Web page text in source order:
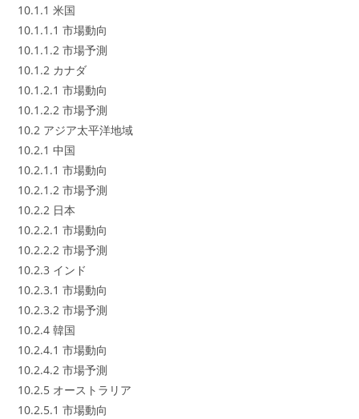
10.1.1 米国
10.1.1.1 市場動向
10.1.1.2 市場予測
10.1.2 カナダ
10.1.2.1 市場動向
10.1.2.2 市場予測
10.2 アジア太平洋地域
10.2.1 中国
10.2.1.1 市場動向
10.2.1.2 市場予測
10.2.2 日本
10.2.2.1 市場動向
10.2.2.2 市場予測
10.2.3 インド
10.2.3.1 市場動向
10.2.3.2 市場予測
10.2.4 韓国
10.2.4.1 市場動向
10.2.4.2 市場予測
10.2.5 オーストラリア
10.2.5.1 市場動向